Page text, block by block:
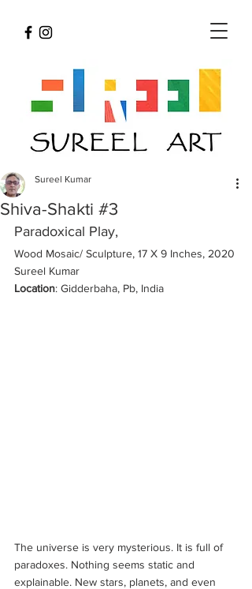
Shiva-Shakti #3
Sureel Kumar
Paradoxical Play,
Wood Mosaic/ Sculpture, 17 X 9 Inches, 2020
Sureel Kumar
Location: Gidderbaha, Pb, India
The universe is very mysterious. It is full of
paradoxes. Nothing seems static and
explainable. New stars, planets, and even